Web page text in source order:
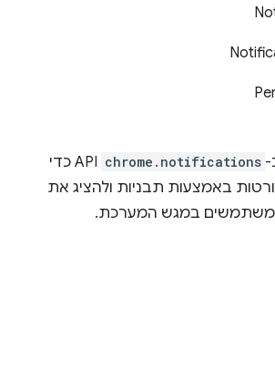
chrome.notifications
API כדי
באמצעות תבניות ולהציג את
במגש המערכת.